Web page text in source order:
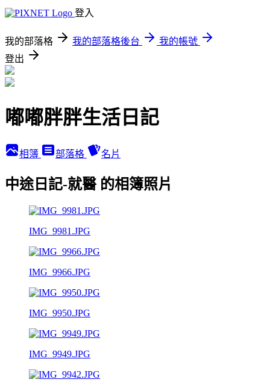
登入
我的部落格 我的部落格後台
我的帳號
登出
嘟嘟胖胖生活日記
相簿 部落格 名片
中途日記-就醫 的相簿照片
IMG_9981.JPG
IMG_9966.JPG
IMG_9950.JPG
IMG_9949.JPG